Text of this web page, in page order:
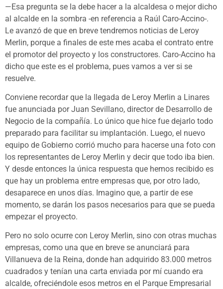
—Esa pregunta se la debe hacer a la alcaldesa o mejor dicho
al alcalde en la sombra -en referencia a Raúl Caro-Accino-.
Le avanzó de que en breve tendremos noticias de Leroy
Merlin, porque a finales de este mes acaba el contrato entre
el promotor del proyecto y los constructores. Caro-Accino ha
dicho que este es el problema, pues vamos a ver si se
resuelve.
Conviene recordar que la llegada de Leroy Merlin a Linares
fue anunciada por Juan Sevillano, director de Desarrollo de
Negocio de la compañía. Lo único que hice fue dejarlo todo
preparado para facilitar su implantación. Luego, el nuevo
equipo de Gobierno corrió mucho para hacerse una foto con
los representantes de Leroy Merlin y decir que todo iba bien.
Y desde entonces la única respuesta que hemos recibido es
que hay un problema entre empresas que, por otro lado,
desaparece en unos días. Imagino que, a partir de ese
momento, se darán los pasos necesarios para que se pueda
empezar el proyecto.
Pero no solo ocurre con Leroy Merlin, sino con otras muchas
empresas, como una que en breve se anunciará para
Villanueva de la Reina, donde han adquirido 83.000 metros
cuadrados y tenían una carta enviada por mí cuando era
alcalde, ofreciéndole esos metros en el Parque Empresarial